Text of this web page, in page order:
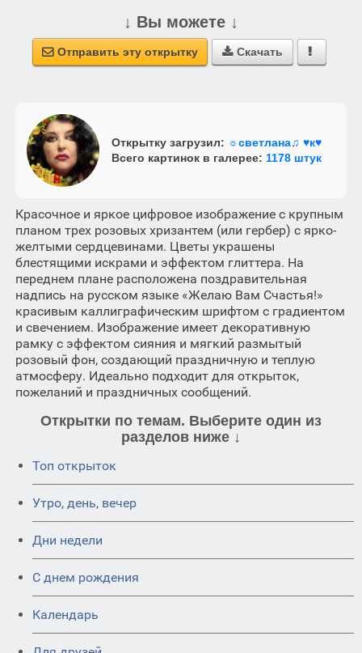
↓ Вы можете ↓
 Отправить эту открытку  Скачать 
Открытку загрузил: ☼светлана♫ ♥к♥
Всего картинок в галерее: 1178 штук
Красочное и яркое цифровое изображение с крупным
планом трех розовых хризантем (или гербер) с ярко-
желтыми сердцевинами. Цветы украшены
блестящими искрами и эффектом глиттера. На
переднем плане расположена поздравительная
надпись на русском языке «Желаю Вам Счастья!»
красивым каллиграфическим шрифтом с градиентом
и свечением. Изображение имеет декоративную
рамку с эффектом сияния и мягкий размытый
розовый фон, создающий праздничную и теплую
атмосферу. Идеально подходит для открыток,
пожеланий и праздничных сообщений.
Открытки по темам. Выберите один из
разделов ниже ↓
Топ открыток
Утро, день, вечер
Дни недели
C днем рождения
Календарь